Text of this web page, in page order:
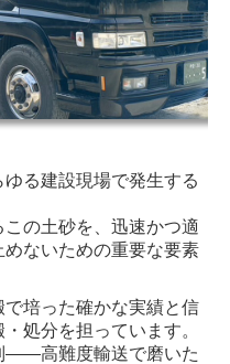
る建設現場で発生する
の土砂を、迅速かつ適
ないための重要な要素
培った確かな実績と信
処分を担っています。
――高難度輸送で磨いた